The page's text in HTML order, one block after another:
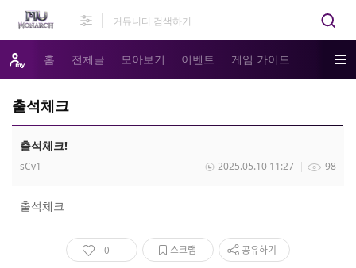
홈 전체글 모아보기 이벤트 게임 가이드
출석체크
출석체크!
sCv1 98
2025.05.10 11:27
출석체크
0 스크랩 공유하기